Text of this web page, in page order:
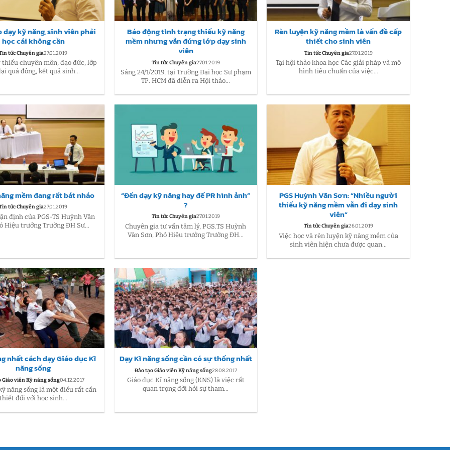
dạy kỹ năng, sinh viên phải
học cái không cần
tức Chuyên gia27.01.2019
thiếu chuyên môn, đạo đức, lớp
quá đông, kết quả sinh...
Báo động tình trạng thiếu kỹ năng
mềm nhưng vẫn đứng lớp dạy sinh
viên
Tin tức Chuyên gia27.01.2019
Sáng 24/1/2019, tại Trường Đại học Sư phạm
TP. HCM đã diễn ra Hội thảo...
Rèn luyện kỹ năng mềm là vấn đề cấp
thiết cho sinh viên
Tin tức Chuyên gia27.01.2019
Tại hội thảo khoa học Các giải pháp và mô
hình tiêu chuẩn của việc...
mềm đang rất bát nháo
tức Chuyên gia27.01.2019
định của PGS-TS Huỳnh Văn
Hiệu trưởng Trường ĐH Sư...
“Đến dạy kỹ năng hay để PR hình ảnh”
?
Tin tức Chuyên gia27.01.2019
Chuyên gia tư vấn tâm lý, PGS.TS Huỳnh
Văn Sơn, Phó Hiệu trưởng Trường ĐH...
PGS Huỳnh Văn Sơn: “Nhiều người
thiếu kỹ năng mềm vẫn đi dạy sinh
viên”
Tin tức Chuyên gia26.01.2019
Việc học và rèn luyện kỹ năng mềm của
sinh viên hiện chưa được quan...
nhất cách dạy Giáo dục Kĩ
năng sống
Giáo viên Kỹ năng sống04.12.2017
năng sống là một điều rất cần
thiết đối với học sinh...
Dạy Kĩ năng sống cần có sự thống nhất
Đào tạo Giáo viên Kỹ năng sống28.08.2017
Giáo dục Kĩ năng sống (KNS) là việc rất
quan trọng đời hỏi sự tham...